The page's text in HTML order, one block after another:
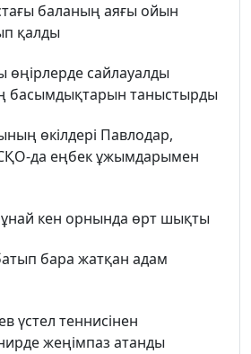
баланың аяғы ойын
қалды
өңірлерде сайлауалды
басымдықтарын таныстырды
өкілдері Павлодар,
да еңбек ұжымдарымен
кен орнында өрт шықты
бара жатқан адам
үстел теннисінен
жеңімпаз атанды